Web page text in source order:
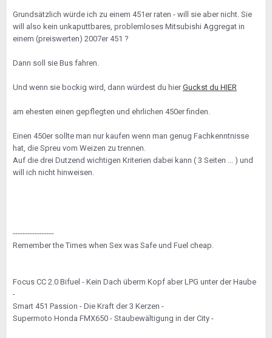
Grundsätzlich würde ich zu einem 451er raten - will sie aber nicht. Sie
will also kein unkaputtbares, problemloses Mitsubishi Aggregat in
einem (preiswerten) 2007er 451 ?
Dann soll sie Bus fahren.
Und wenn sie bockig wird, dann würdest du hierGuckst du HIER
am ehesten einen gepflegten und ehrlichen 450er finden.
Einen 450er sollte man nur kaufen wenn man genug Fachkenntnisse
hat, die Spreu vom Weizen zu trennen.
Auf die drei Dutzend wichtigen Kriterien dabei kann ( 3 Seiten ... ) und
will ich nicht hinweisen.
-----------------
Remember the Times when Sex was Safe und Fuel cheap.
Focus CC 2.0 Bifuel - Kein Dach überm Kopf aber LPG unter der Haube
-
Smart 451 Passion - Die Kraft der 3 Kerzen -
Supermoto Honda FMX650 - Staubewältigung in der City -